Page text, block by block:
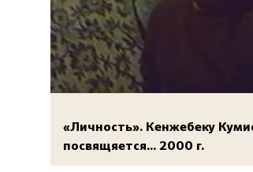
«Личность». Кенжебеку
посвящяется... 2000 г.